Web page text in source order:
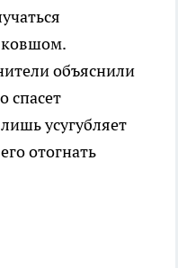
ковшом.
объяснили
спасет
усугубляет
отогнать